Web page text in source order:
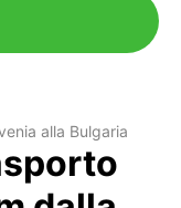
alla Bulgaria